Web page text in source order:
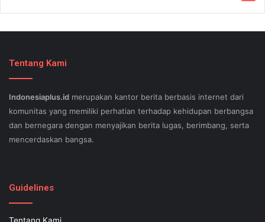
Tentang Kami
Indonesiaplus.id merupakan kantor berita berbasis internet dari
komunitas yang memiliki perhatian terhadap kehidupan berbangsa
dan bernegara dengan menyajikan berita lugas, berimbang, serta
mencerdaskan bangsa.
your small business stand out exam gst from the opposition and
Guidelines